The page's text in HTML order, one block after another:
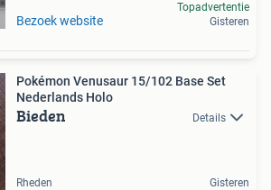
Bezoek website
Topadvertentie
Gisteren
Pokémon Venusaur 15/102 Base Set
Nederlands Holo
Bieden Details
Rheden Gisteren